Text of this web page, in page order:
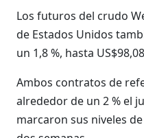
Los futuros del crudo
de Estados Unidos
un 1,8 %, hasta
Ambos contratos de
alrededor de un 2 % el
marcaron sus niveles